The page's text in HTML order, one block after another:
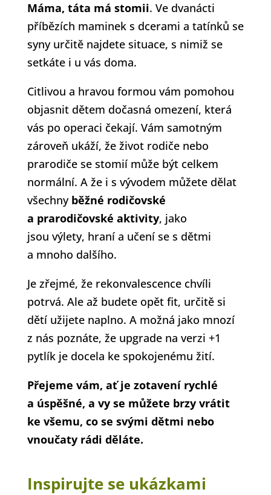
Máma, táta má stomii. Ve dvanácti
příbězích maminek s dcerami a tatínků se
syny určitě najdete situace, s nimiž se
setkáte i u vás doma.
Citlivou a hravou formou vám pomohou
objasnit dětem dočasná omezení, která
vás po operaci čekají. Vám samotným
zároveň ukáží, že život rodiče nebo
prarodiče se stomií může být celkem
normální. A že i s vývodem můžete dělat
všechny běžné rodičovské
a prarodičovské aktivity, jako
jsou výlety, hraní a učení se s dětmi
a mnoho dalšího.
Je zřejmé, že rekonvalescence chvíli
potrvá. Ale až budete opět fit, určitě si
dětí užijete naplno. A možná jako mnozí
z nás poznáte, že upgrade na verzi +1
pytlík je docela ke spokojenému žití.
Přejeme vám, ať je zotavení rychlé
a úspěšné, a vy se můžete brzy vrátit
ke všemu, co se svými dětmi nebo
vnoučaty rádi děláte.
Inspirujte se ukázkami